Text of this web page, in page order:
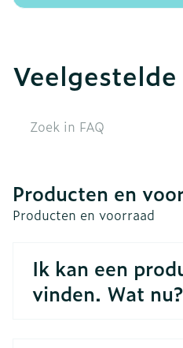
Producten en
Producten en voorraad
Ik kan een
vinden. Wat nu?